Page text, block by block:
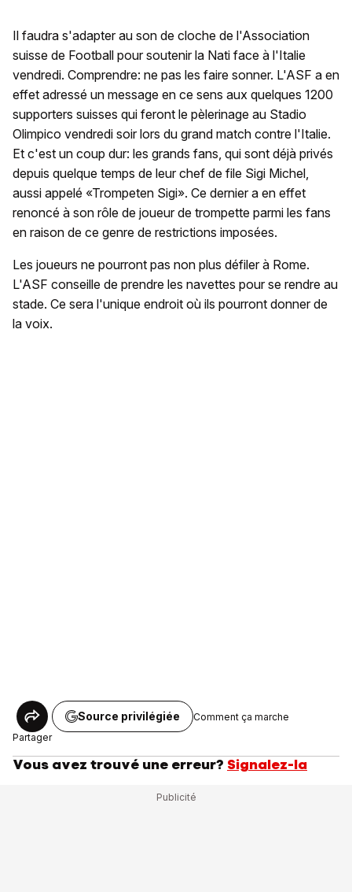
Il faudra s'adapter au son de cloche de l'Association
suisse de Football pour soutenir la Nati face à l'Italie
vendredi. Comprendre: ne pas les faire sonner. L'ASF a en
effet adressé un message en ce sens aux quelques 1200
supporters suisses qui feront le pèlerinage au Stadio
Olimpico vendredi soir lors du grand match contre l'Italie.
Et c'est un coup dur: les grands fans, qui sont déjà privés
depuis quelque temps de leur chef de file Sigi Michel,
aussi appelé «Trompeten Sigi». Ce dernier a en effet
renoncé à son rôle de joueur de trompette parmi les fans
en raison de ce genre de restrictions imposées.
Les joueurs ne pourront pas non plus défiler à Rome.
L'ASF conseille de prendre les navettes pour se rendre au
stade. Ce sera l'unique endroit où ils pourront donner de
la voix.
Partager
Source privilégiée Comment ça marche
Vous avez trouvé une erreur? Signalez-la